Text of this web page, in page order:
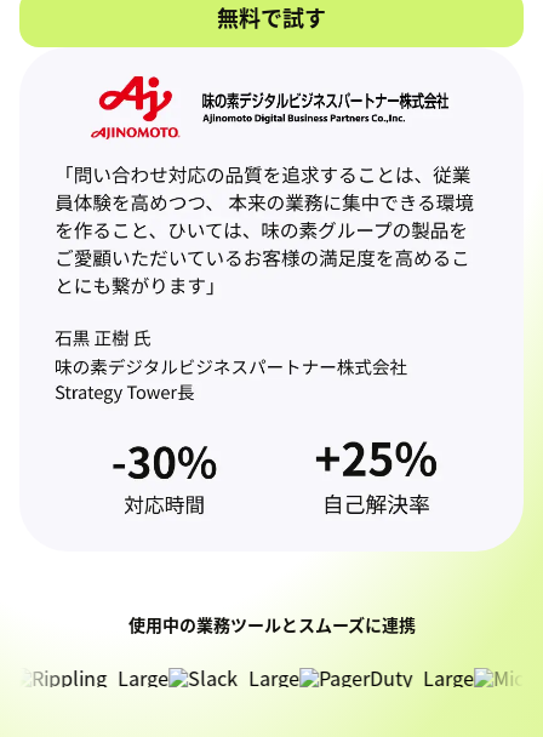
無料で試す
使用中の業務ツールとスムーズに連携